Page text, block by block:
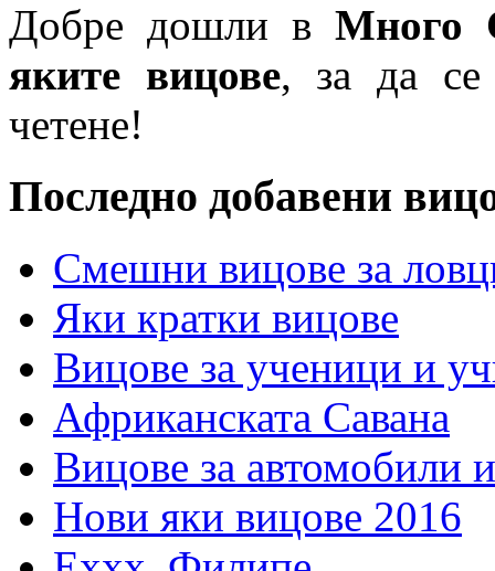
Добре дошли в Много
яките вицове, за да се
четене!
Последно добавени
Смешни вицове за
Яки кратки вицове
Вицове за ученици и
Африканската Савана
Вицове за автомобили
Нови яки вицове 2016